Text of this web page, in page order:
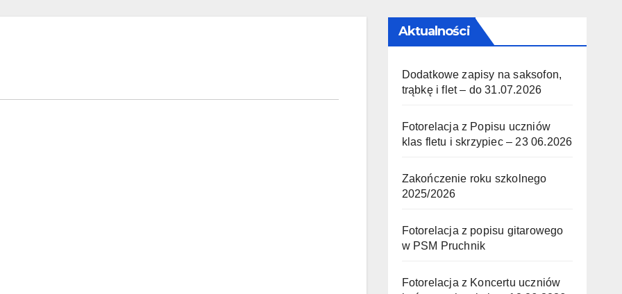
Aktualności
Dodatkowe zapisy na saksofon,
trąbkę i flet – do 31.07.2026
Fotorelacja z Popisu uczniów
klas fletu i skrzypiec – 23 06.2026
Zakończenie roku szkolnego
2025/2026
Fotorelacja z popisu gitarowego
w PSM Pruchnik
Fotorelacja z Koncertu uczniów